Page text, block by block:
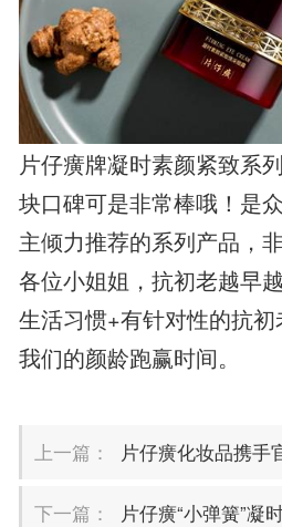
片仔癀牌凝时素颜紧致系
块口碑可是非常棒哦！是
主倾力推荐的系列产品，
各位小姐姐，抗初老越早
生活习惯+有针对性的抗
我们的颜龄跑赢时间。
上一篇： 片仔癀化妆品携手官鸿，“新生
下一篇： 片仔癀“小弹簧”凝时